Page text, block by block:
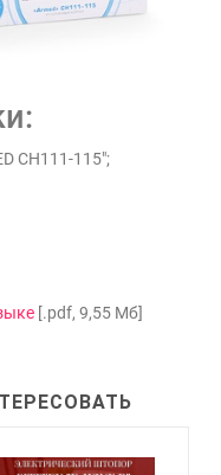
CH111-115";
[.pdf, 9,55 Мб]